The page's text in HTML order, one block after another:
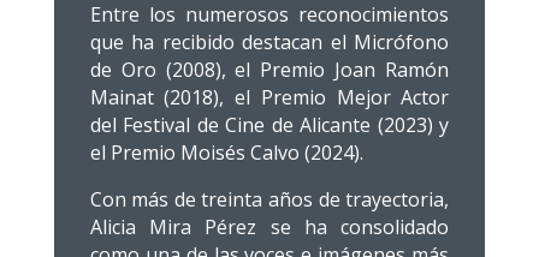
Entre los numerosos reconocimientos
que ha recibido destacan el Micrófono
de Oro (2008), el Premio Joan Ramón
Mainat (2018), el Premio Mejor Actor
del Festival de Cine de Alicante (2023) y
el Premio Moisés Calvo (2024).
Con más de treinta años de trayectoria,
Alicia Mira Pérez se ha consolidado